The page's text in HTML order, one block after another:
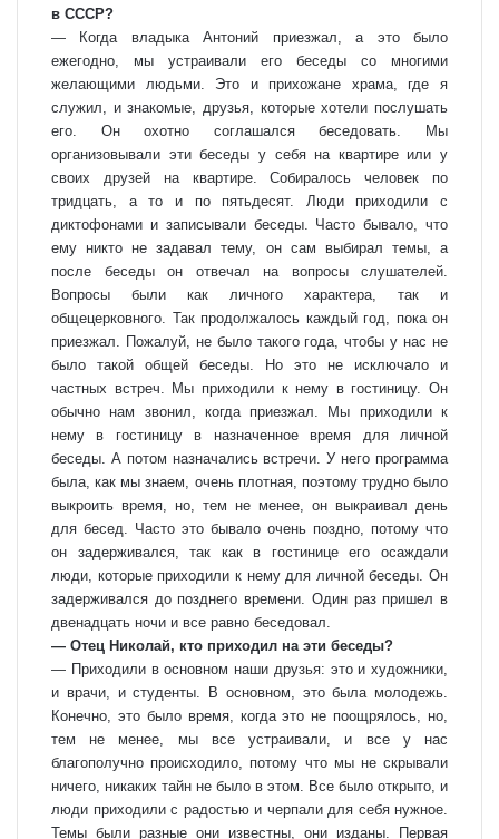
в СССР?
— Когда владыка Антоний приезжал, а это было
ежегодно, мы устраивали его беседы со многими
желающими людьми. Это и прихожане храма, где я
служил, и знакомые, друзья, которые хотели послушать
его. Он охотно соглашался беседовать. Мы
организовывали эти беседы у себя на квартире или у
своих друзей на квартире. Собиралось человек по
тридцать, а то и по пятьдесят. Люди приходили с
диктофонами и записывали беседы. Часто бывало, что
ему никто не задавал тему, он сам выбирал темы, а
после беседы он отвечал на вопросы слушателей.
Вопросы были как личного характера, так и
общецерковного. Так продолжалось каждый год, пока он
приезжал. Пожалуй, не было такого года, чтобы у нас не
было такой общей беседы. Но это не исключало и
частных встреч. Мы приходили к нему в гостиницу. Он
обычно нам звонил, когда приезжал. Мы приходили к
нему в гостиницу в назначенное время для личной
беседы. А потом назначались встречи. У него программа
была, как мы знаем, очень плотная, поэтому трудно было
выкроить время, но, тем не менее, он выкраивал день
для бесед. Часто это бывало очень поздно, потому что
он задерживался, так как в гостинице его осаждали
люди, которые приходили к нему для личной беседы. Он
задерживался до позднего времени. Один раз пришел в
двенадцать ночи и все равно беседовал.
— Отец Николай, кто приходил на эти беседы?
— Приходили в основном наши друзья: это и художники,
и врачи, и студенты. В основном, это была молодежь.
Конечно, это было время, когда это не поощрялось, но,
тем не менее, мы все устраивали, и все у нас
благополучно происходило, потому что мы не скрывали
ничего, никаких тайн не было в этом. Все было открыто, и
люди приходили с радостью и черпали для себя нужное.
Темы были разные они известны, они изданы. Первая